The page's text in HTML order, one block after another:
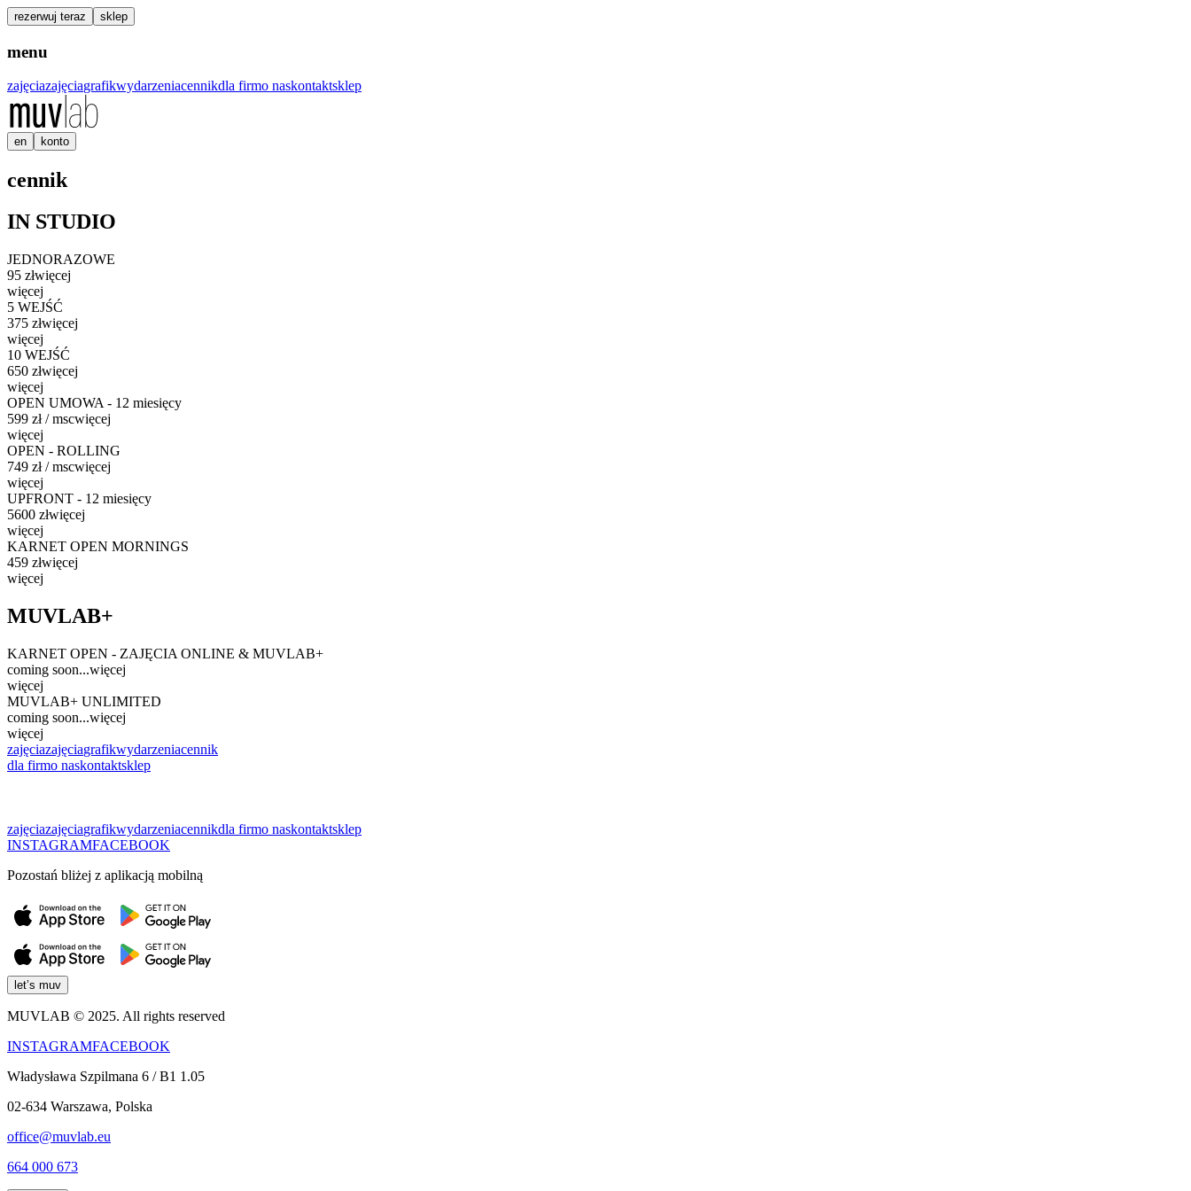
rezerwuj teraz sklep
menu
zajęciazajęciagrafikwydarzeniacennikdla firmo naskontaktsklep
en konto
cennik
IN STUDIO
JEDNORAZOWE
95 złwięcej
więcej
5 WEJŚĆ
375 złwięcej
więcej
10 WEJŚĆ
650 złwięcej
więcej
OPEN UMOWA - 12 miesięcy
599 zł / mscwięcej
więcej
OPEN - ROLLING
749 zł / mscwięcej
więcej
UPFRONT - 12 miesięcy
5600 złwięcej
więcej
KARNET OPEN MORNINGS
459 złwięcej
więcej
MUVLAB+
KARNET OPEN - ZAJĘCIA ONLINE & MUVLAB+
coming soon...więcej
więcej
MUVLAB+ UNLIMITED
coming soon...więcej
więcej
zajęciazajęciagrafikwydarzeniacennik
dla firmo naskontaktsklep
zajęciazajęciagrafikwydarzeniacennikdla firmo naskontaktsklep
INSTAGRAMFACEBOOK
Pozostań bliżej z aplikacją mobilną
let’s muv
MUVLAB © 2025. All rights reserved
INSTAGRAMFACEBOOK
Władysława Szpilmana 6 / B1 1.05
02-634 Warszawa, Polska
office@muvlab.eu
664 000 673